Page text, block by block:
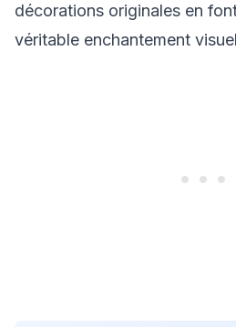
décorations originales en
véritable enchantement